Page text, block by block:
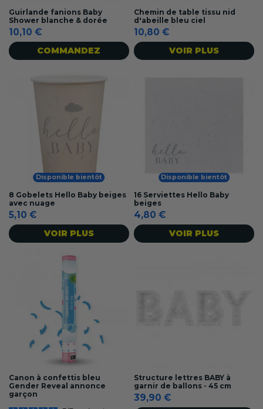
Guirlande fanions Baby
Shower blanche & dorée
10,10 €
COMMANDEZ
Chemin de table tissu nid
d'abeille bleu ciel
10,80 €
VOIR PLUS
Disponible bientôt
8 Gobelets Hello Baby beiges
avec nuage
5,10 €
VOIR PLUS
Disponible bientôt
16 Serviettes Hello Baby
beiges
4,80 €
VOIR PLUS
Canon à confettis bleu
Gender Reveal annonce
garçon
Structure lettres BABY à
garnir de ballons - 45 cm
39,90 €